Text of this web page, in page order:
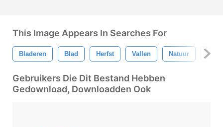
This Image Appears In Searches For
Bladeren Blad Herfst Vallen Natuur
Gebruikers Die Dit Bestand Hebben
Gedownload, Downloadden Ook